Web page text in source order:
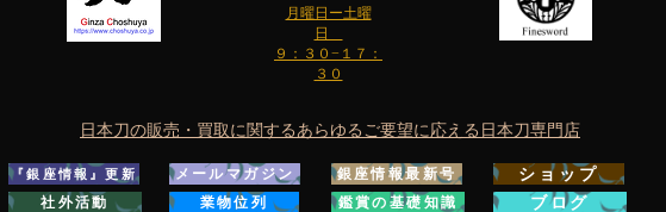
月曜日ー土曜
日
９：３０−１７：
３０
日本刀の販売・買取に関するあらゆるご要望に応える日本刀専門店
『銀座情報』更新
社外活動
メールマガジン
業物位列
銀座情報最新号
鑑賞の基礎知識
ショップ
ブログ